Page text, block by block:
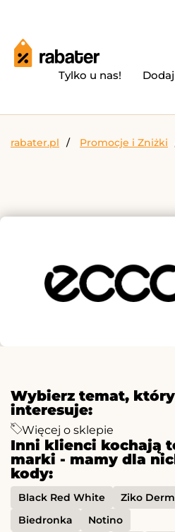
Tylko u nas!
rabater.pl Promocje i Zniżki
Wybierz temat,
interesuje:
Więcej o sklepie
Inni klienci kochają
marki - mamy dla
kody:
Black Red White
Ziko
Biedronka
Notino